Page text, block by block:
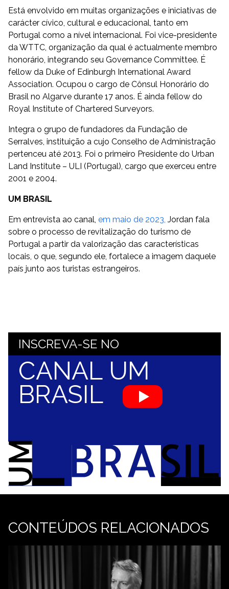
Está envolvido em muitas organizações e iniciativas de
carácter cívico, cultural e educacional, tanto em
Portugal como a nível internacional. Foi vice-presidente
da WTTC, organização da qual é actualmente membro
honorário, integrando seu Governance Committee. É
fellow da Duke of Edinburgh International Award
Association. Ocupou o cargo de Cônsul Honorário do
Brasil no Algarve durante 17 anos. É ainda fellow do
Royal Institute of Chartered Surveyors.
Integra o grupo de fundadores da Fundação de
Serralves, instituição a cujo Conselho de Administração
pertenceu até 2013. Foi o primeiro Presidente do Urban
Land Institute – ULI (Portugal), cargo que exerceu entre
2001 e 2004.
UM BRASIL
Em entrevista ao canal, em maio de 2023, Jordan fala
sobre o processo de revitalização do turismo de
Portugal a partir da valorização das características
locais, o que, segundo ele, fortalece a imagem daquele
país junto aos turistas estrangeiros.
INSCREVA-SE NO
CANAL UM
BRASIL
CONTEÚDOS RELACIONADOS